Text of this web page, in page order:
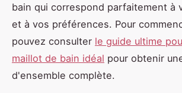
bain qui correspond parfaitement à
et à vos préférences. Pour
pouvez consulter le guide ultime
maillot de bain idéal pour obtenir
d'ensemble complète.